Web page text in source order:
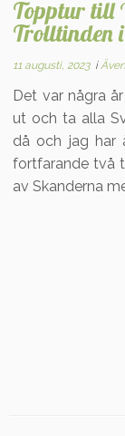
Topptur till
Trolltinden
11 augusti, 2023i
Det var några
ut och ta alla
då och jag har
fortfarande två
av Skanderna